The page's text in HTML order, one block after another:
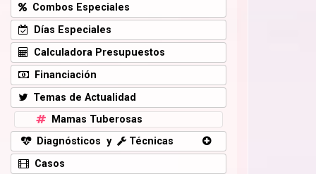
Combos Especiales
Días Especiales
Calculadora Presupuestos
Financiación
Temas de Actualidad
Mamas Tuberosas
Diagnósticos y
Técnicas
Casos